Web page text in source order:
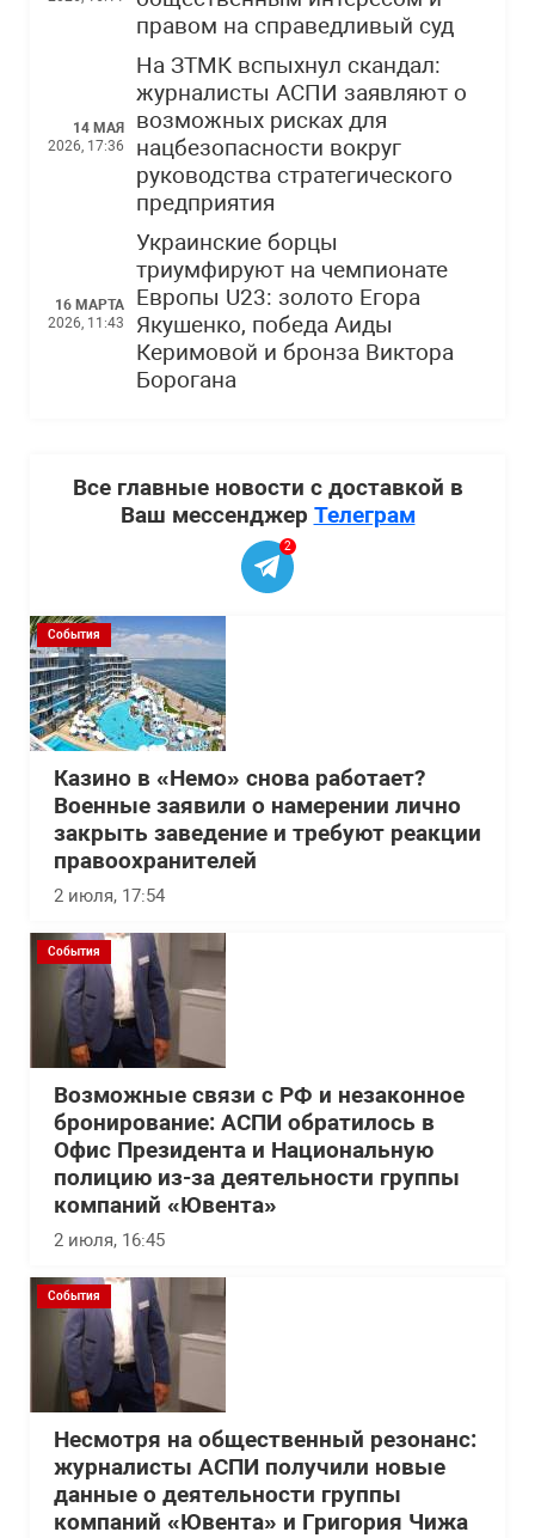
правом на справедливый суд
14 МАЯ
2026, 17:36
На ЗТМК вспыхнул скандал:
журналисты АСПИ заявляют о
возможных рисках для
нацбезопасности вокруг
руководства стратегического
предприятия
16 МАРТА
2026, 11:43
Украинские борцы
триумфируют на чемпионате
Европы U23: золото Егора
Якушенко, победа Аиды
Керимовой и бронза Виктора
Борогана
Все главные новости с доставкой в
Ваш мессенджер Телеграм
2
События
Казино в «Немо» снова работает?
Военные заявили о намерении лично
закрыть заведение и требуют реакции
правоохранителей
2 июля, 17:54
События
Возможные связи с РФ и незаконное
бронирование: АСПИ обратилось в
Офис Президента и Национальную
полицию из-за деятельности группы
компаний «Ювента»
2 июля, 16:45
События
Несмотря на общественный резонанс:
журналисты АСПИ получили новые
данные о деятельности группы
компаний «Ювента» и Григория Чижа